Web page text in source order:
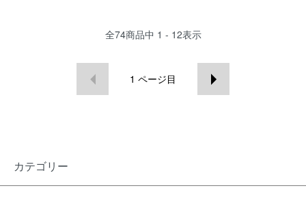
全74商品中 1 - 12表示
1 ページ目
カテゴリー